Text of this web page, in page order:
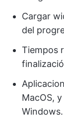
Cargar
del
Tiempos
MacOS,
Windows.